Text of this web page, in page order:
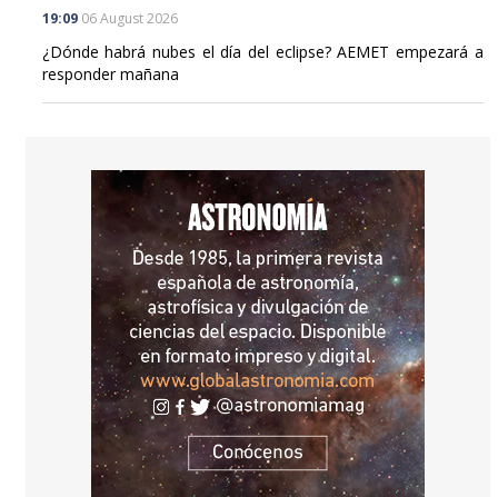
19:09 06 August 2026
¿Dónde habrá nubes el día del eclipse? AEMET empezará a
responder mañana